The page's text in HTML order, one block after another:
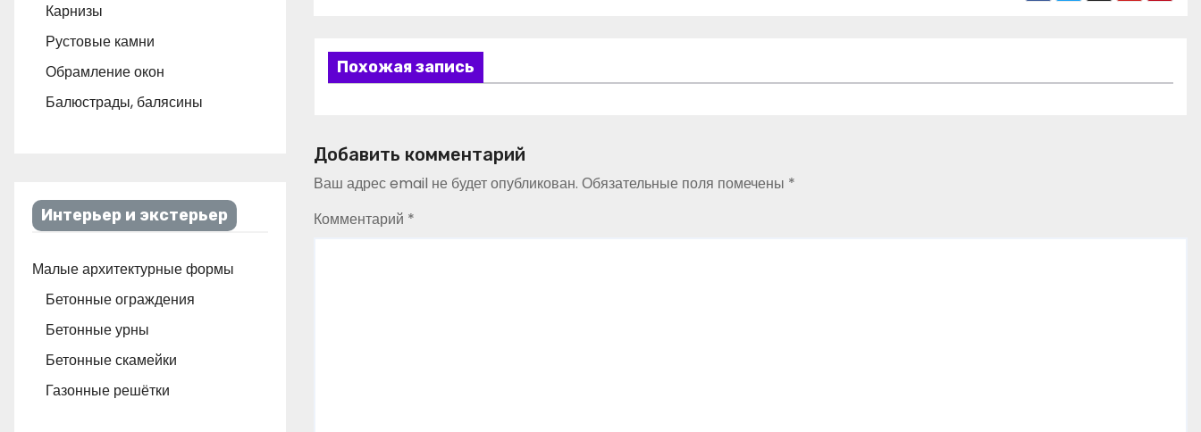
Карнизы
Рустовые камни
Обрамление окон
Балюстрады, балясины
Интерьер и экстерьер
Малые архитектурные формы
Бетонные ограждения
Бетонные урны
Бетонные скамейки
Газонные решётки
Похожая запись
Добавить комментарий
Ваш адрес email не будет опубликован. Обязательные поля помечены *
Комментарий *